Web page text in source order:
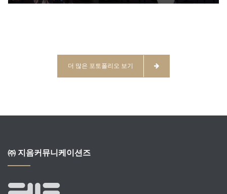
더 많은 포토폴리오 보기
㈜ 지음커뮤니케이션즈